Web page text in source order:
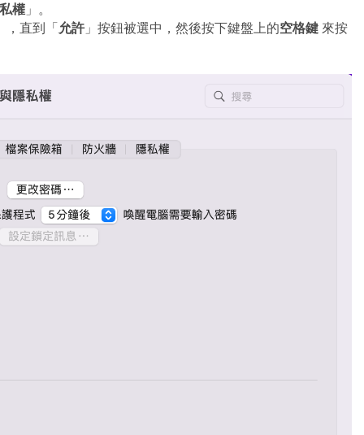
權 」。
，直到「允許」按鈕被選中，然後按下鍵盤上的空格鍵 來按